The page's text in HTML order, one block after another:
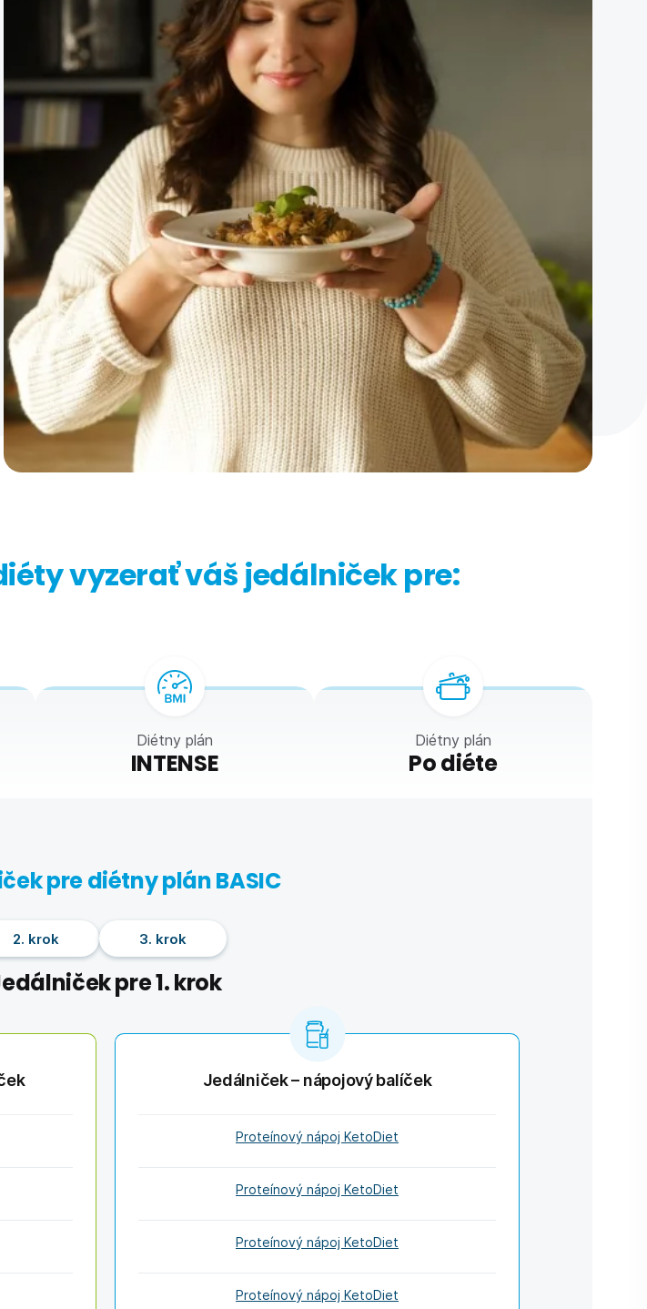
vyzerať váš jedálniček pre:
Diétny plán
INTENSE
Diétny plán
Po diéte
pre diétny plán BASIC
2. krok 3. krok
pre 1. krok
Jedálniček – nápojový balíček
Proteínový nápoj KetoDiet
Proteínový nápoj KetoDiet
Proteínový nápoj KetoDiet
Proteínový nápoj KetoDiet